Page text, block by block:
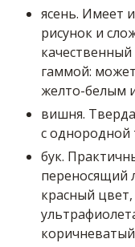
ясень. Имеет
рисунок и
гаммой:
желто-белым
вишня.
с однородной
бук.
переносящий
красный